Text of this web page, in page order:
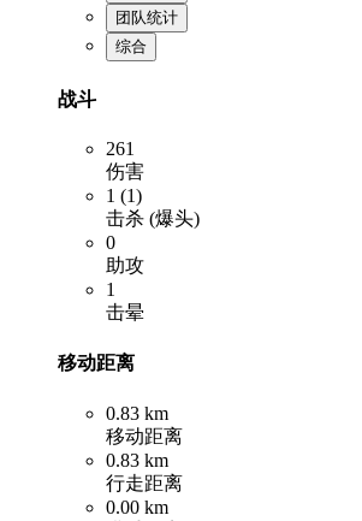
团队统计
综合
战斗
261
伤害
1 (1)
击杀 (爆头)
0
助攻
1
击晕
移动距离
0.83 km
移动距离
0.83 km
行走距离
0.00 km